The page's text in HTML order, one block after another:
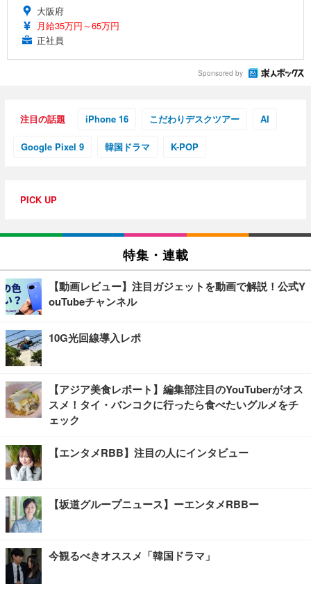
大阪府
月給35万円～65万円
正社員
Sponsored by
注目の話題 iPhone 16 こだわりデスクツアー AI
Google Pixel 9 韓国ドラマ K-POP
PICK UP
特集・連載
【動画レビュー】注目ガジェットを動画で解説！公式Y
ouTubeチャンネル
10G光回線導入レポ
【アジア美食レポート】編集部注目のYouTuberがオス
スメ！タイ・バンコクに行ったら食べたいグルメをチ
ェック
【エンタメRBB】注目の人にインタビュー
【坂道グループニュース】ーエンタメRBBー
今観るべきオススメ「韓国ドラマ」